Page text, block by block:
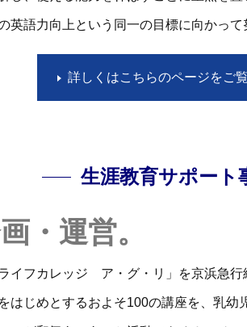
語力向上という同一の目標に向かっ
詳しくはこちらのページをご
生涯教育サポート
・運営。
イフカレッジ ア・グ・リ」を京浜急行
じめとするおよそ100の講座を、乳幼